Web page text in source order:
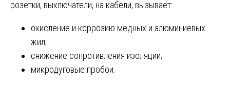
розетки, выключатели, на кабели, вызывает:
окисление и коррозию медных и алюминиевых
жил;
снижение сопротивления изоляции;
микродуговые пробои.